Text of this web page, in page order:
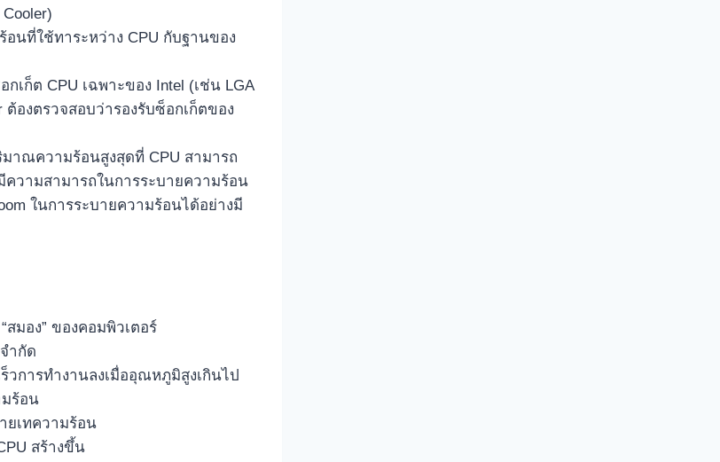
อนที่ใช้ทาระหว่าง CPU กับฐานของ
เก็ต CPU เฉพาะของ Intel (เช่น LGA
ต้องตรวจสอบว่ารองรับซ็อกเก็ตของ
มาณความร้อนสูงสุดที่ CPU สามารถ
ความสามารถในการระบายความร้อน
ในการระบายความร้อนได้อย่างมี
มอง” ของคอมพิวเตอร์
ำกัด
วการทำงานลงเมื่ออุณหภูมิสูงเกินไป
ร้อน
ยเทความร้อน
สร้างขึ้น